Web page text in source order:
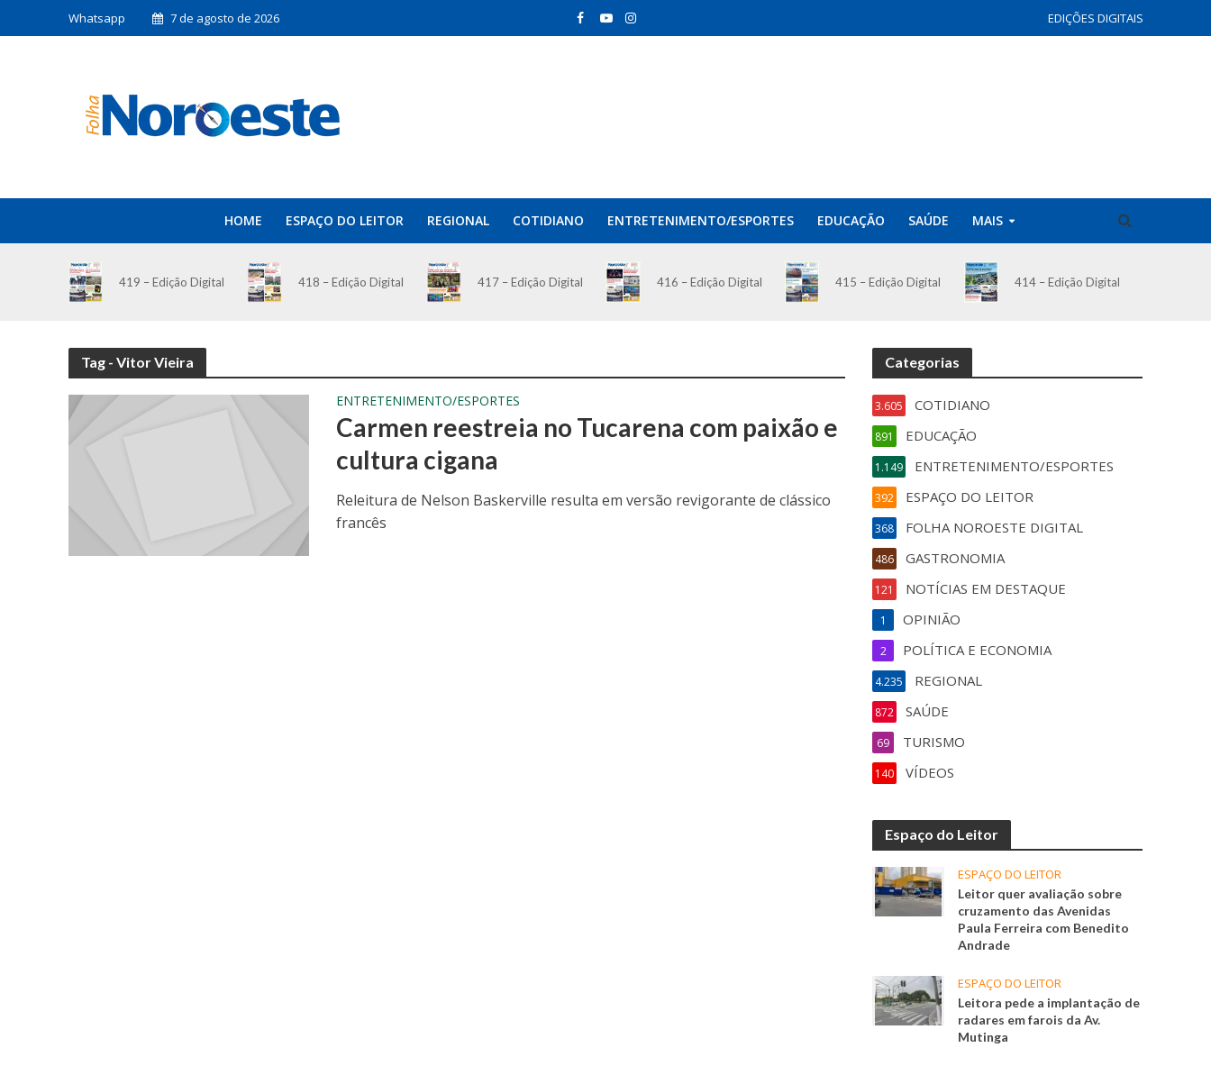
Whatsapp 7 de agosto de 2026 EDIÇÕES DIGITAIS
HOME ESPAÇO DO LEITOR REGIONAL COTIDIANO ENTRETENIMENTO/ESPORTES EDUCAÇÃO SAÚDE MAIS
419 – Edição Digital 418 – Edição Digital 417 – Edição Digital 416 – Edição Digital 415 – Edição Digital 414 – Edição Digital
Tag - Vitor Vieira
ENTRETENIMENTO/ESPORTES
Carmen reestreia no Tucarena com paixão e
cultura cigana
Releitura de Nelson Baskerville resulta em versão revigorante de clássico
francês
Categorias
COTIDIANO
3.605
EDUCAÇÃO
891
ENTRETENIMENTO/ESPORTES
1.149
ESPAÇO DO LEITOR
392
FOLHA NOROESTE DIGITAL
368
GASTRONOMIA
486
NOTÍCIAS EM DESTAQUE
121
OPINIÃO
1
POLÍTICA E ECONOMIA
2
REGIONAL
4.235
SAÚDE
872
TURISMO
69
VÍDEOS
140
Espaço do Leitor
ESPAÇO DO LEITOR
Leitor quer avaliação sobre
cruzamento das Avenidas
Paula Ferreira com Benedito
Andrade
ESPAÇO DO LEITOR
Leitora pede a implantação de
radares em farois da Av.
Mutinga